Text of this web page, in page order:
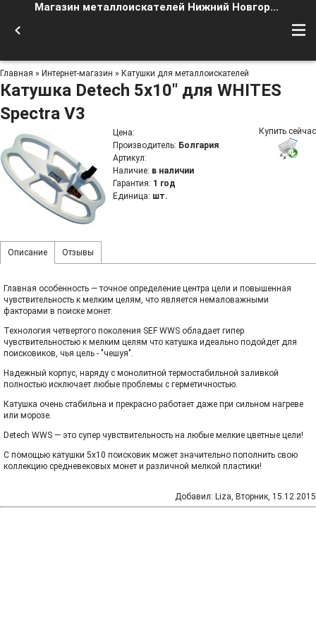
Магазин металлоискателей Нижний Новгород
Главная » Интернет-магазин » Катушки для металлоискателей
Катушка Detech 5x10" для WHITES
Spectra V3
Цена:
Производитель: Болгария
Артикул:
Наличие: в наличии
Гарантия: 1 год
Единица: шт.
Купить сейчас
Описание Отзывы
Главная особенность — точное определение центра цели и повышенная
чувствительность к мелким целям, что является немаловажными
факторами в поиске монет.
Технология четвертого поколения SEF WWS обладает гипер
чувствительностью к мелким целям что катушка идеально подойдет для
поисковиков, чья цель - "чешуя".
Надежный корпус, наряду с монолитной термостабильной заливкой
полностью исключает любые проблемы с герметичностью.
Катушка очень стабильна и прекрасно работает даже при сильном нагреве
или морозе.
Detech WWS — это супер чувствительность на любые мелкие цветные цели!
С помощью катушки 5х10 поисковик может значительно пополнить свою
коллекцию средневековых монет и различной мелкой пластики!
Добавил: Liza, Вторник, 15.12.2015